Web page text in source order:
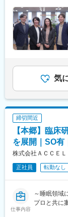
気軽にご相
が対象※現
上決定《配
護」と「グ
展開してい
の事業部を
なる点は
あり（無料
気
締切間近
【本郷】臨床
を展開｜SO
株式会社ＡＣＣＥＬ
正社員 転勤なし
仕事内容
～睡眠領域
プロと共に